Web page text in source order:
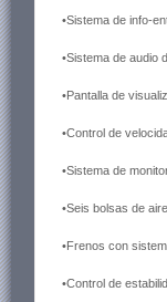
•Sistema de info-
•Sistema de audio
•Pantalla de
•Control de
•Sistema de
•Seis bolsas de
•Frenos con
•Control de